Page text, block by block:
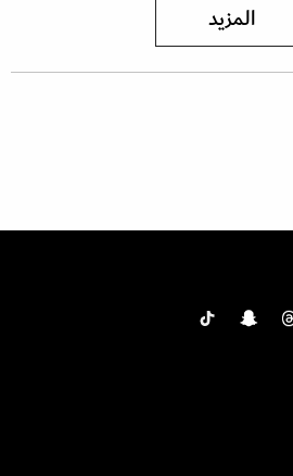
المزيد